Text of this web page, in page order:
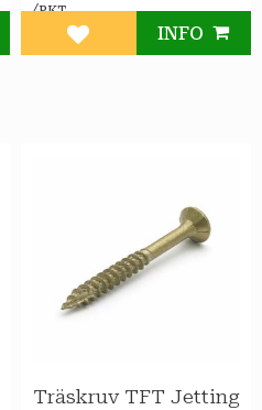
/PKT
Lägg till i favoriter
INFO
Träskruv TFT Jetting